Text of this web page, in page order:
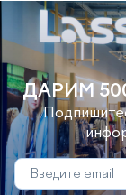
ДАРИМ